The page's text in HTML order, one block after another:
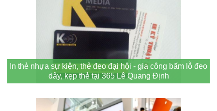
In thẻ nhựa sự kiện, thẻ đeo đại hội - gia công bấm lỗ đeo
dây, kẹp thẻ tại 365 Lê Quang Định